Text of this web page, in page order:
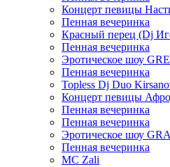
Концерт певицы
Пенная вечеринка
Красный перец (Dj
Пенная вечеринка
Эротическое шоу
Пенная вечеринка
Topless Dj Duo
Концерт певицы
Пенная вечеринка
Пенная вечеринка
Эротическое шоу
Пенная вечеринка
MC Zali